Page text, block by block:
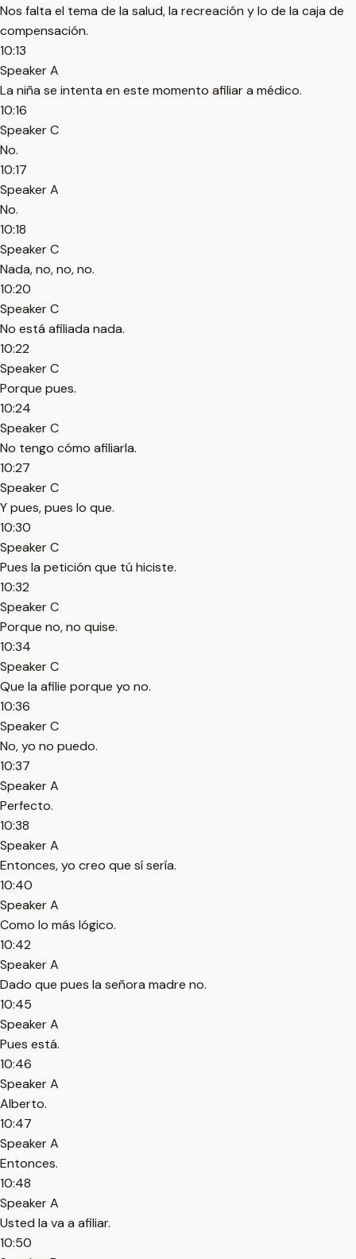
Nos falta el tema de la salud, la recreación y lo de la caja de
compensación.
10:13
Speaker A
La niña se intenta en este momento afiliar a médico.
10:16
Speaker C
No.
10:17
Speaker A
No.
10:18
Speaker C
Nada, no, no, no.
10:20
Speaker C
No está afiliada nada.
10:22
Speaker C
Porque pues.
10:24
Speaker C
No tengo cómo afiliarla.
10:27
Speaker C
Y pues, pues lo que.
10:30
Speaker C
Pues la petición que tú hiciste.
10:32
Speaker C
Porque no, no quise.
10:34
Speaker C
Que la afilie porque yo no.
10:36
Speaker C
No, yo no puedo.
10:37
Speaker A
Perfecto.
10:38
Speaker A
Entonces, yo creo que sí sería.
10:40
Speaker A
Como lo más lógico.
10:42
Speaker A
Dado que pues la señora madre no.
10:45
Speaker A
Pues está.
10:46
Speaker A
Alberto.
10:47
Speaker A
Entonces.
10:48
Speaker A
Usted la va a afiliar.
10:50